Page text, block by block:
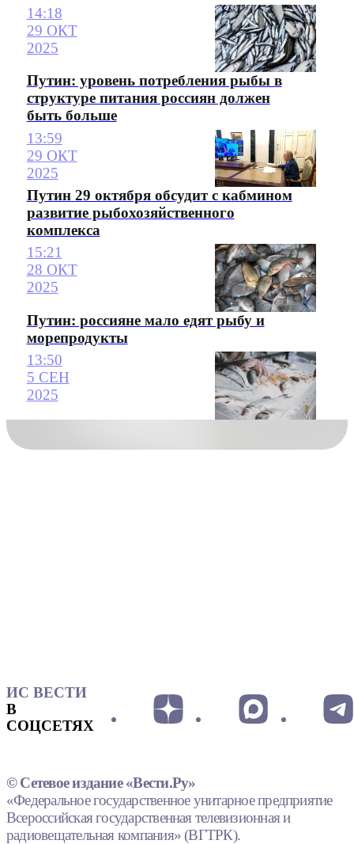
14:18
29 ОКТ
2025
Путин: уровень потребления рыбы в
структуре питания россиян должен
быть больше
13:59
29 ОКТ
2025
Путин 29 октября обсудит с кабмином
развитие рыбохозяйственного
комплекса
15:21
28 ОКТ
2025
Путин: россияне мало едят рыбу и
морепродукты
13:50
5 СЕН
2025
ИС ВЕСТИ
В
СОЦСЕТЯХ
© Сетевое издание «Вести.Ру»
«Федеральное государственное унитарное предприятие
Всероссийская государственная телевизионная и
радиовещательная компания» (ВГТРК).